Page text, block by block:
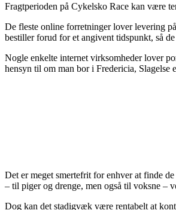
Fragtperioden på Cykelsko Race kan være
De fleste online forretninger lover levering
bestiller forud for et angivent tidspunkt, så
Nogle enkelte internet virksomheder lover
hensyn til om man bor i Fredericia,
Det er meget smertefrit for enhver at finde
– til piger og drenge, men også til voksne –
Dog kan det stadigvæk være rentabelt at